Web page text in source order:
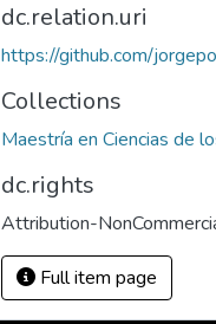
dc.relation.uri
https://github.com/
Collections
Maestría en Ciencias de
dc.rights
Full item page